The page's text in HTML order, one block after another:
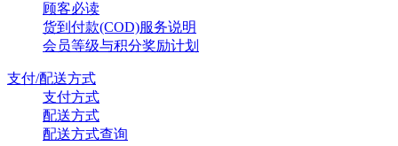
顾客必读
货到付款(COD)服务说明
会员等级与积分奖励计划
支付/配送方式
支付方式
配送方式
配送方式查询